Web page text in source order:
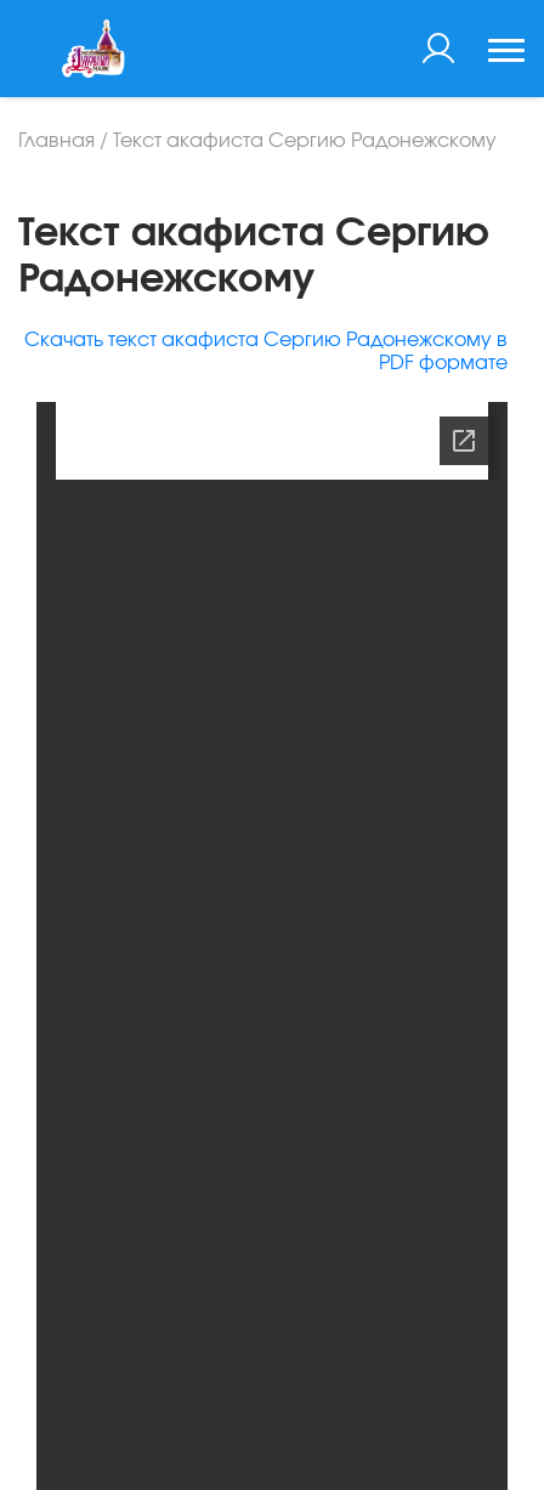
Главная / Текст акафиста Сергию Радонежскому
Текст акафиста Сергию
Радонежскому
Скачать текст акафиста Сергию Радонежскому в
PDF формате